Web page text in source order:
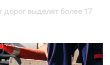
выделят более 17